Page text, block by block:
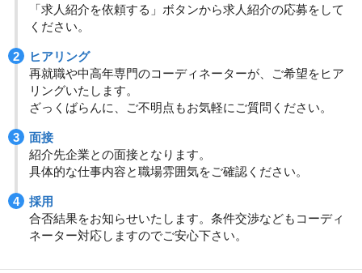
「求人紹介を依頼する」ボタンから求人紹介の応募をして
ください。
ヒアリング
再就職や中高年専門のコーディネーターが、ご希望をヒア
リングいたします。
ざっくばらんに、ご不明点もお気軽にご質問ください。
面接
紹介先企業との面接となります。
具体的な仕事内容と職場雰囲気をご確認ください。
採用
合否結果をお知らせいたします。条件交渉などもコーディ
ネーター対応しますのでご安心下さい。